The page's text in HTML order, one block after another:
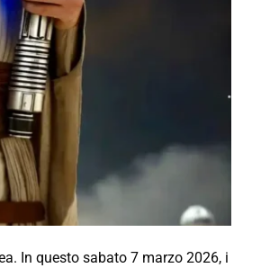
In questo sabato 7 marzo 2026, i